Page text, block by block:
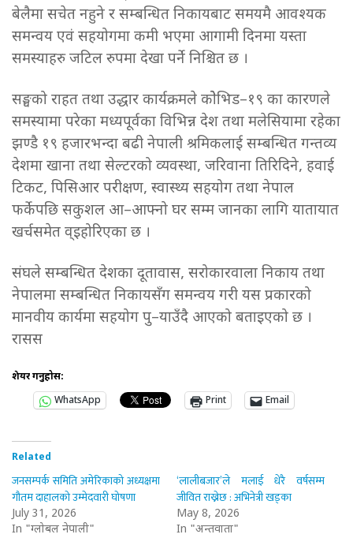
बेलैमा सचेत नहुने र सम्बन्धित निकायबाट समयमै आवश्यक
समन्वय एवं सहयोगमा कमी भएमा आगामी दिनमा यस्ता
समस्याहरु जटिल रुपमा देखा पर्ने निश्चित छ ।
सङ्घको राहत तथा उद्धार कार्यक्रमले कोेभिड–१९ का कारणले
समस्यामा परेका मध्यपूर्वका विभिन्न देश तथा मलेसियामा रहेका
झण्डै १९ हजारभन्दा बढी नेपाली श्रमिकलाई सम्बन्धित गन्तव्य
देशमा खाना तथा सेल्टरको व्यवस्था, जरिवाना तिरिदिने, हवाई
टिकट, पिसिआर परीक्षण, स्वास्थ्य सहयोग तथा नेपाल
फर्केपछि सकुशल आ–आफ्नो घर सम्म जानका लागि यातायात
खर्चसमेत व्इहोरिएका छ ।
संघले सम्बन्धित देशका दूतावास, सरोकारवाला निकाय तथा
नेपालमा सम्बन्धित निकायसँग समन्वय गरी यस प्रकारको
मानवीय कार्यमा सहयोग पु–याउँदै आएको बताइएको छ ।
रासस
शेयर गर्नुहोस:
WhatsApp
Print Email
Related
जनसम्पर्क समिति अमेरिकाको अध्यक्षमा
गौतम दाहालको उम्मेदवारी घोषणा
July 31, 2026
In "ग्लोबल नेपाली"
‘लालीबजार’ले मलाई धेरै वर्षसम्म
जीवित राख्नेछ : अभिनेत्री खड्का
May 8, 2026
In "अन्तर्वार्ता"